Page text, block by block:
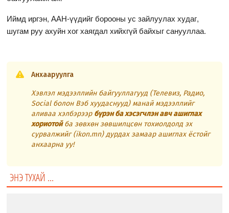
Иймд иргэн, ААН-үүдийг борооны ус зайлуулах худаг,
шугам руу ахуйн хог хаягдал хийхгүй байхыг санууллаа.
Анхааруулга
Хэвлэл мэдээллийн байгууллагууд (Телевиз, Радио,
Social болон Вэб хуудаснууд) манай мэдээллийг
аливаа хэлбэрээр бүрэн ба хэсэгчлэн авч ашиглах
хориотойба зөвхөн зөвшилцсөн тохиолдолд эх
сурвалжийг (ikon.mn) дурдах замаар ашиглах ёстойг
анхаарна уу!
ЭНЭ ТУХАЙ ...